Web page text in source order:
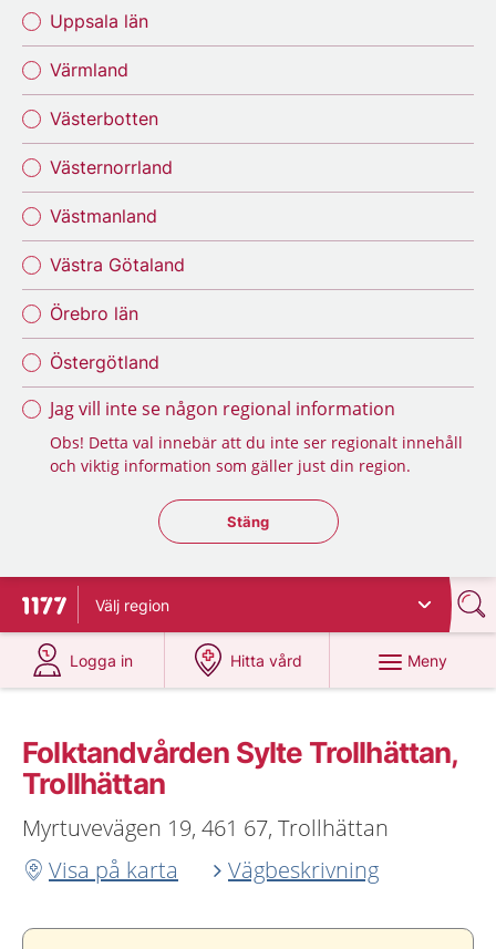
Uppsala län
Värmland
Västerbotten
Västernorrland
Västmanland
Västra Götaland
Örebro län
Östergötland
Jag vill inte se någon regional information
Obs! Detta val innebär att du inte ser regionalt innehåll
och viktig information som gäller just din region.
Stäng regionsväljaren
Stäng
Till startsidan för 1177
Välj region
Logga in
på 1177.se
Hitta vård
på 1177.se
Meny
Folktandvården Sylte Trollhättan,
Trollhättan
Myrtuvevägen 19, 461 67, Trollhättan
Visa på karta
Vägbeskrivning